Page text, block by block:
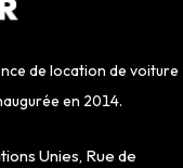
de location de voiture
en 2014.
Unies, Rue de